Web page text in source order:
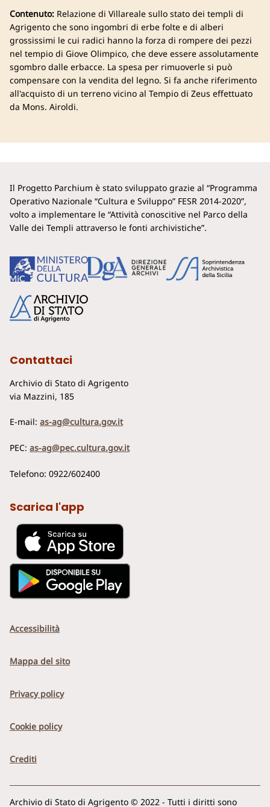
Contenuto: Relazione di Villareale sullo stato dei templi di
Agrigento che sono ingombri di erbe folte e di alberi
grossissimi le cui radici hanno la forza di rompere dei pezzi
nel tempio di Giove Olimpico, che deve essere assolutamente
sgombro dalle erbacce. La spesa per rimuoverle si può
compensare con la vendita del legno. Si fa anche riferimento
all'acquisto di un terreno vicino al Tempio di Zeus effettuato
da Mons. Airoldi.
Il Progetto Parchium è stato sviluppato grazie al “Programma
Operativo Nazionale “Cultura e Sviluppo” FESR 2014-2020”,
volto a implementare le “Attività conoscitive nel Parco della
Valle dei Templi attraverso le fonti archivistiche”.
Contattaci
Archivio di Stato di Agrigento
via Mazzini, 185
E-mail: as-ag@cultura.gov.it
PEC: as-ag@pec.cultura.gov.it
Telefono: 0922/602400
Scarica l'app
Accessibilità
Mappa del sito
Privacy policy
Cookie policy
Crediti
Archivio di Stato di Agrigento © 2022 - Tutti i diritti sono